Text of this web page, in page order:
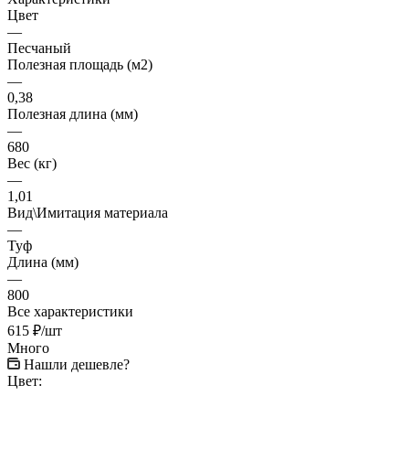
Цвет
—
Песчаный
Полезная площадь (м2)
—
0,38
Полезная длина (мм)
—
680
Вес (кг)
—
1,01
Вид\Имитация материала
—
Туф
Длина (мм)
—
800
Все характеристики
615 ₽/шт
Много
Нашли дешевле?
Цвет: